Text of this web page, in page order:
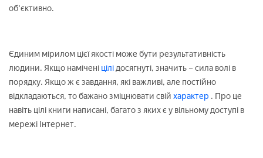
об'єктивно.
Єдиним мірилом цієї якості може бути результативність
людини. Якщо намічені цілідосягнуті, значить – сила волі в
порядку. Якщо ж є завдання, які важливі, але постійно
відкладаються, то бажано зміцнювати свій характер . Про це
навіть цілі книги написані, багато з яких є у вільному доступі в
мережі Інтернет.